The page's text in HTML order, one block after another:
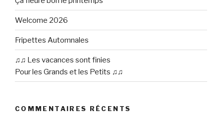
Welcome 2026
Fripettes Automnales
♫♫ Les vacances sont finies
Pour les Grands et les Petits ♫♫
COMMENTAIRES RÉCENTS